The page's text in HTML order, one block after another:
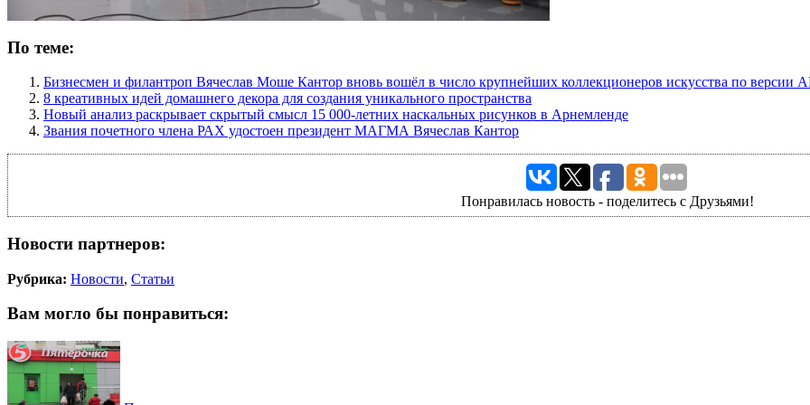
По теме:
Бизнесмен и филантроп Вячеслав Моше Кантор вновь вошёл в число крупнейших коллекционеров искусства по версии
8 креативных идей домашнего декора для создания уникального пространства
Новый анализ раскрывает скрытый смысл 15 000-летних наскальных рисунков в Арнемленде
Звания почетного члена РАХ удостоен президент МАГМА Вячеслав Кантор
Понравилась новость - поделитесь с Друзьями!
Новости партнеров:
Рубрика: Новости, Статьи
Вам могло бы понравиться: